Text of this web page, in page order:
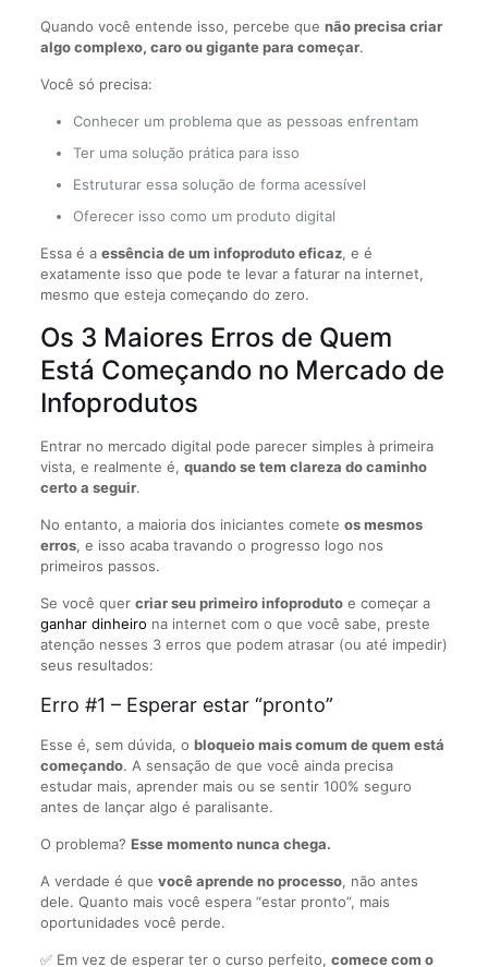
Quando você entende isso, percebe que não precisa criar
algo complexo, caro ou gigante para começar.
Você só precisa:
Conhecer um problema que as pessoas enfrentam
Ter uma solução prática para isso
Estruturar essa solução de forma acessível
Oferecer isso como um produto digital
Essa é a essência de um infoproduto eficaz, e é
exatamente isso que pode te levar a faturar na internet,
mesmo que esteja começando do zero.
Os 3 Maiores Erros de Quem
Está Começando no Mercado de
Infoprodutos
Entrar no mercado digital pode parecer simples à primeira
vista, e realmente é, quando se tem clareza do caminho
certo a seguir.
No entanto, a maioria dos iniciantes comete os mesmos
erros, e isso acaba travando o progresso logo nos
primeiros passos.
Se você quer criar seu primeiro infoprodutoe começar a
ganhar dinheiro na internet com o que você sabe, preste
atenção nesses 3 erros que podem atrasar (ou até impedir)
seus resultados:
Erro #1 – Esperar estar “pronto”
Esse é, sem dúvida, o bloqueio mais comum de quem está
começando. A sensação de que você ainda precisa
estudar mais, aprender mais ou se sentir 100% seguro
antes de lançar algo é paralisante.
O problema? Esse momento nunca chega.
A verdade é que você aprende no processo, não antes
dele. Quanto mais você espera “estar pronto”, mais
oportunidades você perde.
✅ Em vez de esperar ter o curso perfeito, comece com o